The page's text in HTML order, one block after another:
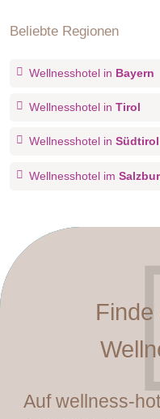
Beliebte Regionen
Wellnesshotel in Bayern
Wellnesshotel in Tirol
Wellnesshotel in Südtirol
Wellnesshotel im
Auf wellness-